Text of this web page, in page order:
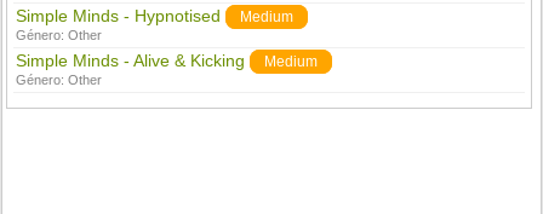
Simple Minds - Hypnotised Medium
Género:Other
Simple Minds - Alive & Kicking Medium
Género:Other